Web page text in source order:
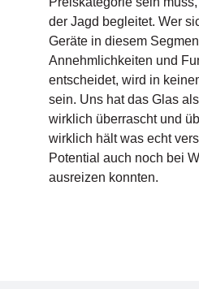
der Jagd begleitet. Wer
Geräte in diesem
Annehmlichkeiten und
entscheidet, wird in
sein. Uns hat das Glas
wirklich überrascht und
wirklich hält was echt
Potential auch noch bei
ausreizen konnten.